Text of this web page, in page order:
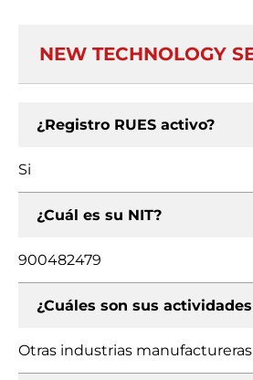
NEW TECHNOLOGY
¿Registro RUES activo?
Si
¿Cuál es su NIT?
900482479
¿Cuáles son sus
Otras industrias manufactureras